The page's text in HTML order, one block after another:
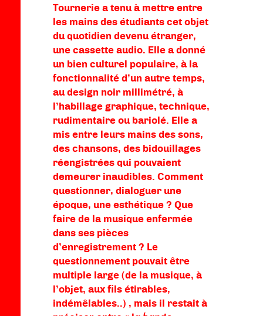
Tournerie a tenu à mettre entre
les mains des étudiants cet objet
du quotidien devenu étranger,
une cassette audio. Elle a donné
un bien culturel populaire, à la
fonctionnalité d’un autre temps,
au design noir millimétré, à
l’habillage graphique, technique,
rudimentaire ou bariolé. Elle a
mis entre leurs mains des sons,
des chansons, des bidouillages
réengistrées qui pouvaient
demeurer inaudibles. Comment
questionner, dialoguer une
époque, une esthétique ? Que
faire de la musique enfermée
dans ses pièces
d’enregistrement ? Le
questionnement pouvait être
multiple large (de la musique, à
l’objet, aux fils étirables,
indémêlables..) , mais il restait à